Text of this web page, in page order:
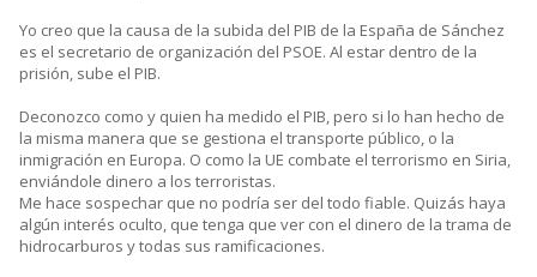
Yo creo que la causa de la subida del PIB de la España de Sánchez
es el secretario de organización del PSOE. Al estar dentro de la
prisión, sube el PIB.
Deconozco como y quien ha medido el PIB, pero si lo han hecho de
la misma manera que se gestiona el transporte público, o la
inmigración en Europa. O como la UE combate el terrorismo en Siria,
enviándole dinero a los terroristas.
Me hace sospechar que no podría ser del todo fiable. Quizás haya
algún interés oculto, que tenga que ver con el dinero de la trama de
hidrocarburos y todas sus ramificaciones.